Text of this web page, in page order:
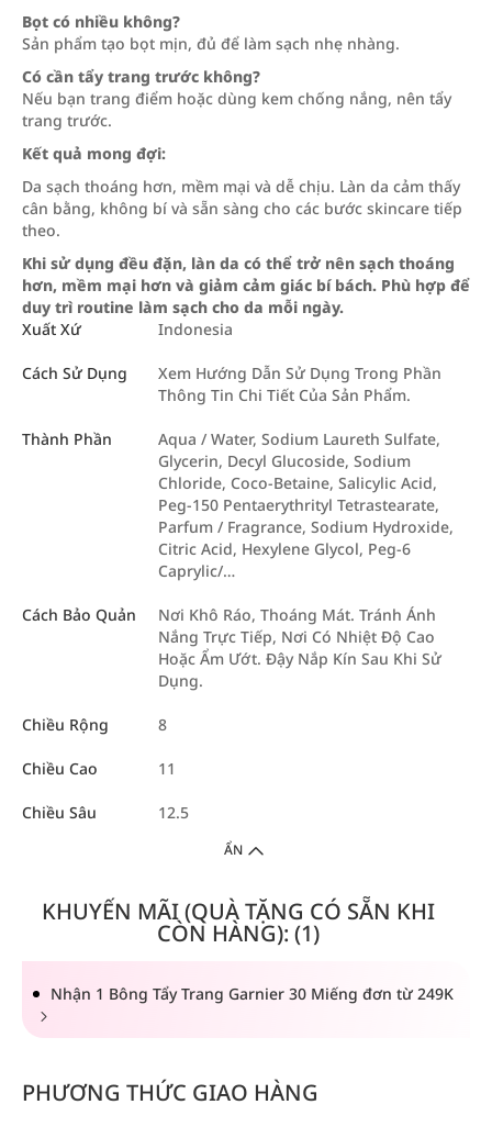
Bọt có nhiều không?
Sản phẩm tạo bọt mịn, đủ để làm sạch nhẹ nhàng.
Có cần tẩy trang trước không?
Nếu bạn trang điểm hoặc dùng kem chống nắng, nên tẩy
trang trước.
Kết quả mong đợi:
Da sạch thoáng hơn, mềm mại và dễ chịu. Làn da cảm thấy
cân bằng, không bí và sẵn sàng cho các bước skincare tiếp
theo.
Khi sử dụng đều đặn, làn da có thể trở nên sạch thoáng
hơn, mềm mại hơn và giảm cảm giác bí bách. Phù hợp để
duy trì routine làm sạch cho da mỗi ngày.
Xuất Xứ
Indonesia
Cách Sử Dụng
Xem Hướng Dẫn Sử Dụng Trong Phần
Thông Tin Chi Tiết Của Sản Phẩm.
Thành Phần
Aqua / Water, Sodium Laureth Sulfate,
Glycerin, Decyl Glucoside, Sodium
Chloride, Coco-Betaine, Salicylic Acid,
Peg-150 Pentaerythrityl Tetrastearate,
Parfum / Fragrance, Sodium Hydroxide,
Citric Acid, Hexylene Glycol, Peg-6
Caprylic/…
Cách Bảo Quản
Nơi Khô Ráo, Thoáng Mát. Tránh Ánh
Nắng Trực Tiếp, Nơi Có Nhiệt Độ Cao
Hoặc Ẩm Ướt. Đậy Nắp Kín Sau Khi Sử
Dụng.
Chiều Rộng 8
Chiều Cao 11
Chiều Sâu 12.5
ẨN
KHUYẾN MÃI (QUÀ TẶNG CÓ SẴN KHI
CÒN HÀNG): (1)
Nhận 1 Bông Tẩy Trang Garnier 30 Miếng đơn từ 249K
PHƯƠNG THỨC GIAO HÀNG